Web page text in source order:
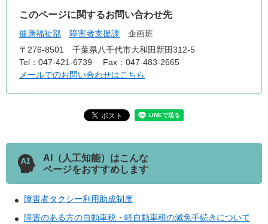
このページに関するお問い合わせ先
健康福祉部 障害者支援課
企画班
〒276-8501
千葉県八千代市大和田新田312-5
Tel：047-421-6739
Fax：047-483-2665
メールでのお問い合わせはこちら
AI（人工知能）はこんな
ページをおすすめします
障害者タクシー利用助成制度
障害のある方の自動車税・軽自動車税の減免手続きについて